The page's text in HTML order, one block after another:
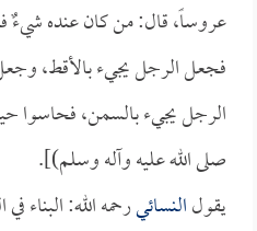
عروساً، قال: من كان عنده شيءٌ
فجعل الرجل يجيء بالأقط،
الرجل يجيء بالسمن، فحاسوا
صلى الله عليه وآله وسلم)].
يقولالنسائيرحمه الله: البناء